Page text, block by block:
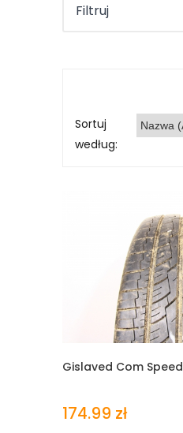
Filtruj
Sortuj
według:
Gislaved Com Speed
174.99 zł